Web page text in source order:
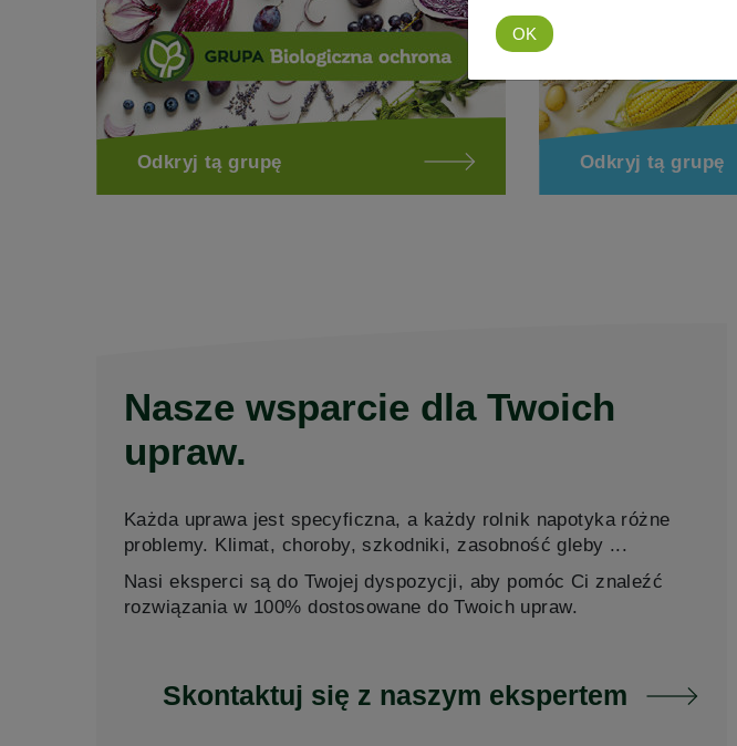
Odkryj tą grupę Odkryj tą grupę
Nasze wsparcie dla Twoich
upraw.
Każda uprawa jest specyficzna, a każdy rolnik napotyka różne
problemy. Klimat, choroby, szkodniki, zasobność gleby ...
Nasi eksperci są do Twojej dyspozycji, aby pomóc Ci znaleźć
rozwiązania w 100% dostosowane do Twoich upraw.
Skontaktuj się z naszym ekspertem